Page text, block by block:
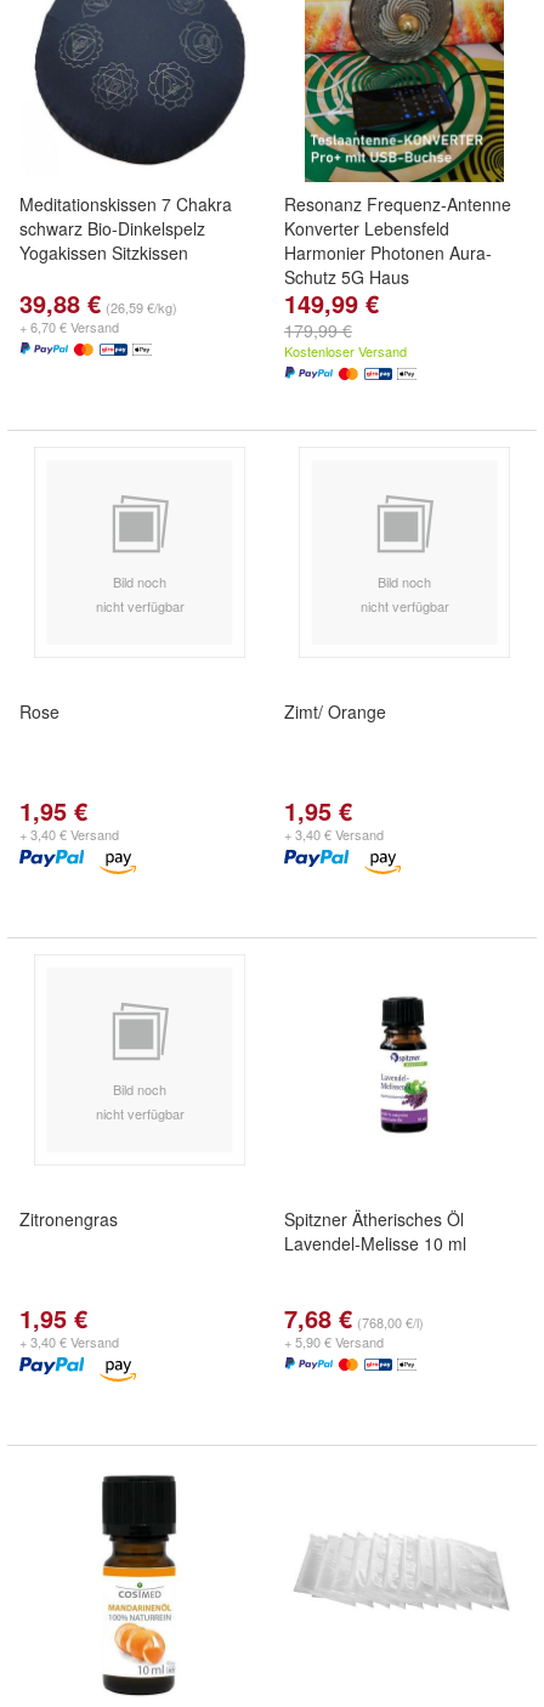
Meditationskissen 7 Chakra
schwarz Bio-Dinkelspelz
Yogakissen Sitzkissen
39,88 € (26,59 €/kg)
+ 6,70 € Versand
Resonanz Frequenz-Antenne
Konverter Lebensfeld
Harmonier Photonen Aura-
Schutz 5G Haus
149,99 €
179,99 €
Kostenloser Versand
Bild noch
nicht verfügbar
Rose
1,95 €
+ 3,40 € Versand
Bild noch
nicht verfügbar
Zimt/ Orange
1,95 €
+ 3,40 € Versand
Bild noch
nicht verfügbar
Zitronengras
1,95 €
+ 3,40 € Versand
Spitzner Ätherisches Öl
Lavendel-Melisse 10 ml
7,68 € (768,00 €/l)
+ 5,90 € Versand